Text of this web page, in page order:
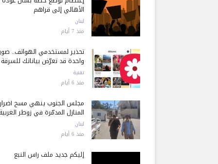
الأهالي إلى قراهم
لبنان
منذ 7 أيام
تحذير لمستخدمي الهواتف..
واحدة قد تعرّض بياناتك للسرقة
تقنية
منذ 6 أيام
مجلس الجنوب ينهي مسح أضرار
المنازل المدمّرة في زوطر الغربية
لبنان
منذ 6 أيام
إليكم جديد ملف رأس النبع